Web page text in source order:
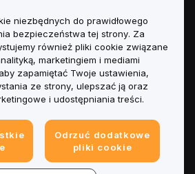
niezbędnych do prawidłowego
bezpieczeństwa tej strony. Za
również pliki cookie związane
marketingiem i mediami
zapamiętać Twoje ustawienia,
ze strony, ulepszać ją oraz
i udostępniania treści.
Odrzuć dodatkowe
pliki cookie